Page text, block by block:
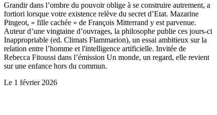
Grandir dans l’ombre du pouvoir oblige à se construire autrement, a
fortiori lorsque votre existence relève du secret d’Etat. Mazarine
Pingeot, « fille cachée » de François Mitterrand y est parvenue.
Auteur d’une vingtaine d’ouvrages, la philosophe publie ces jours-ci
Inappropriable (ed. Climats Flammarion), un essai ambitieux sur la
relation entre l’homme et l'intelligence artificielle. Invitée de
Rebecca Fitoussi dans l’émission Un monde, un regard, elle revient
sur une enfance hors du commun.
Le 1 février 2026